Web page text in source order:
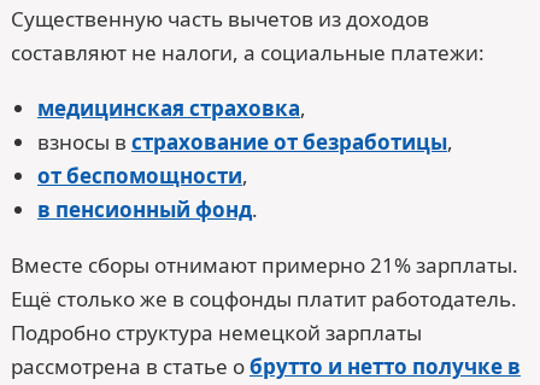
Существенную часть вычетов из доходов
составляют не налоги, а социальные платежи:
медицинская страховка,
взносы в страхование от безработицы,
от беспомощности,
в пенсионный фонд.
Вместе сборы отнимают примерно 21% зарплаты.
Ещё столько же в соцфонды платит работодатель.
Подробно структура немецкой зарплаты
рассмотрена в статье обрутто и нетто получке в